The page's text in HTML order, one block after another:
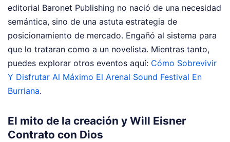
editorial Baronet Publishing no nació de una necesidad
semántica, sino de una astuta estrategia de
posicionamiento de mercado. Engañó al sistema para
que lo trataran como a un novelista. Mientras tanto,
puedes explorar otros eventos aquí: Cómo Sobrevivir
Y Disfrutar Al Máximo El Arenal Sound Festival En
Burriana.
El mito de la creación y Will Eisner
Contrato con Dios